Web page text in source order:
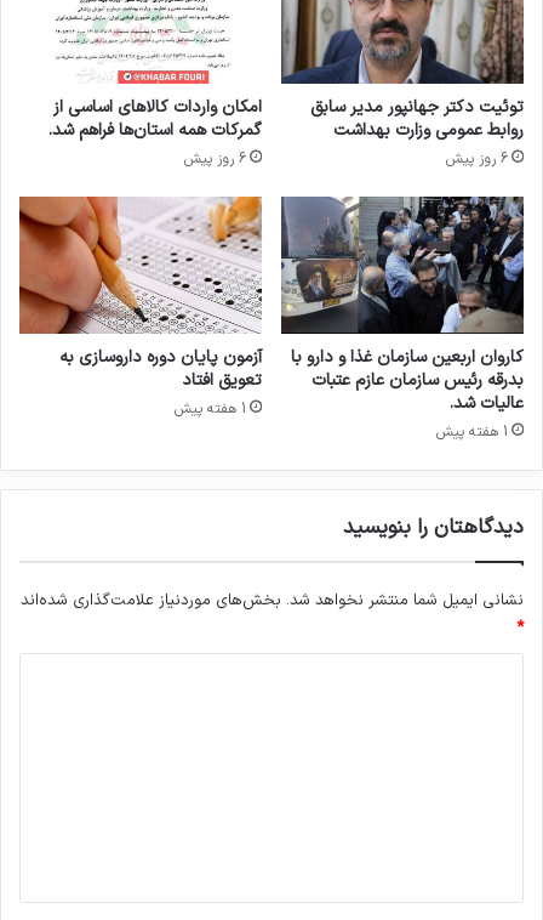
ن
ا
ی
ر
ا
ن
و
ک
ش
و
ر
ا
ی
ف
ر
ق
ا
ی
ب
ر
گ
ز
ی
پ
ز
ک
ی
-
د
ا
ر
و
ی
ب
ا
ا
ی
ا
ش
توئیت دکتر جهانپور مدیر سابق
روابط عمومی وزارت بهداشت
6 روز پیش
امکان واردات کالاهای اساسی از
گمرکات همه استان‌ها فراهم شد.
6 روز پیش
کاروان اربعین سازمان غذا و دارو با
بدرقه رئیس سازمان عازم عتبات
عالیات شد.
1 هفته پیش
آزمون پایان دوره داروسازی به
تعویق افتاد
1 هفته پیش
دیدگاهتان را بنویسید
نشانی ایمیل شما منتشر نخواهد شد. بخش‌های موردنیاز علامت‌گذاری شده‌اند
*